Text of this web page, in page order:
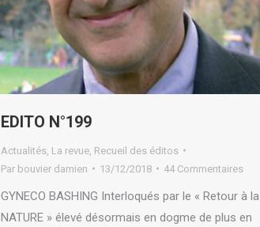
EDITO N°199
Actualités La revue Recueil des éditos
Par bouvier damien 13/12/2018 44 Commentaires
GYNECO BASHING Interloqués par le « Retour à la
NATURE » élevé désormais en dogme de plus en